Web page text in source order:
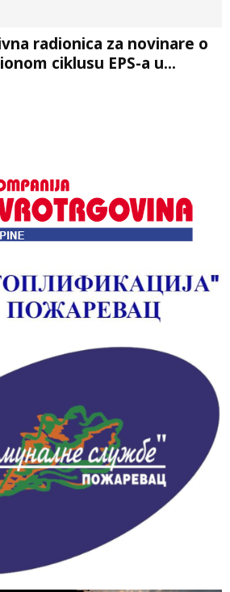
radionica za novinare o
ciklusu EPS-a u...